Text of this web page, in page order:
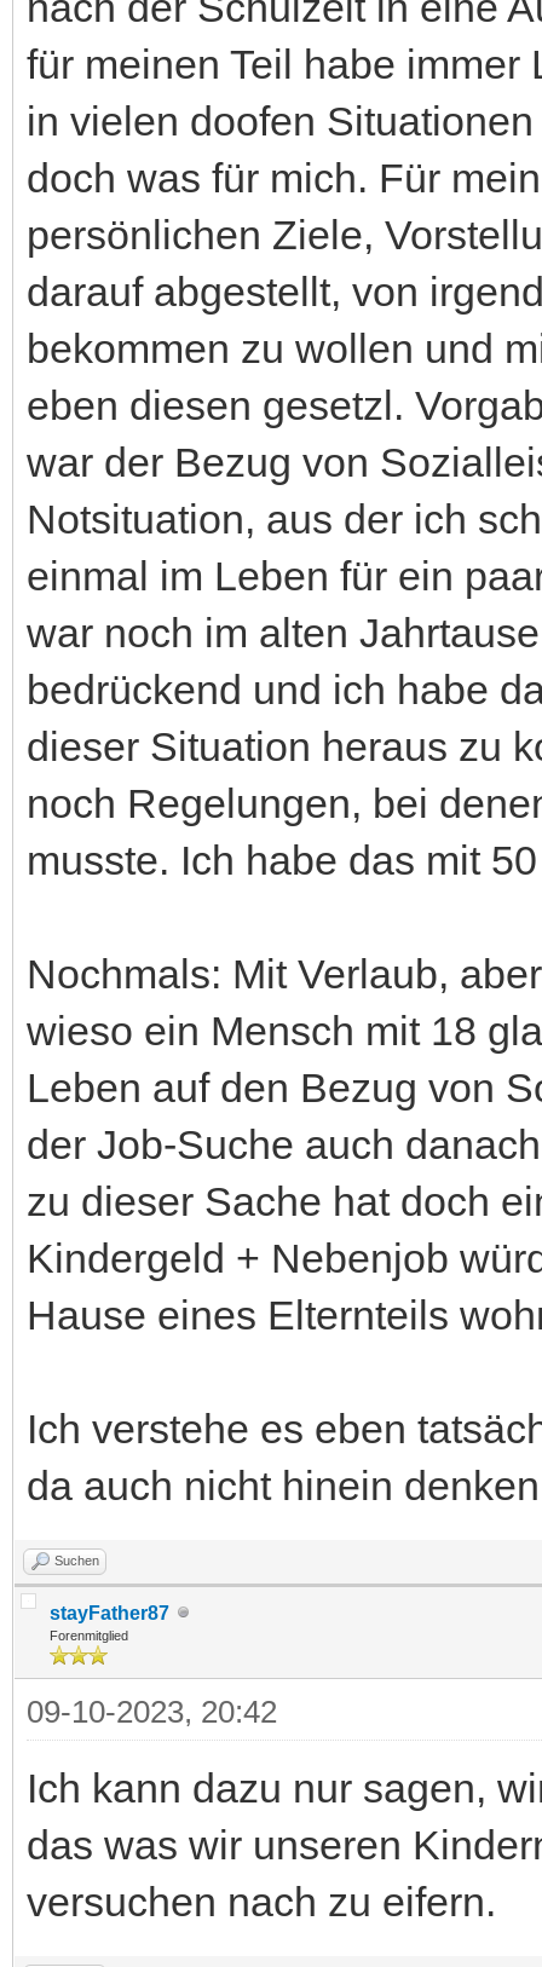
für meinen Teil habe
in vielen doofen
doch was für mich. Für
persönlichen Ziele,
darauf abgestellt, von
bekommen zu wollen und
eben diesen gesetzl.
war der Bezug von
Notsituation, aus der ich
einmal im Leben für ein
war noch im alten
bedrückend und ich habe
dieser Situation heraus zu
noch Regelungen, bei
musste. Ich habe das mit
Nochmals: Mit Verlaub,
wieso ein Mensch mit 18
Leben auf den Bezug von
der Job-Suche auch
zu dieser Sache hat doch
Kindergeld + Nebenjob
Hause eines Elternteils
Ich verstehe es eben
da auch nicht hinein
Suchen
stayFather87
Forenmitglied
09-10-2023, 20:42
Ich kann dazu nur sagen,
das was wir unseren
versuchen nach zu eifern.